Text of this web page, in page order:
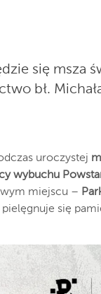
się msza
bł.
uroczystej
wybuchu
miejscu –
się